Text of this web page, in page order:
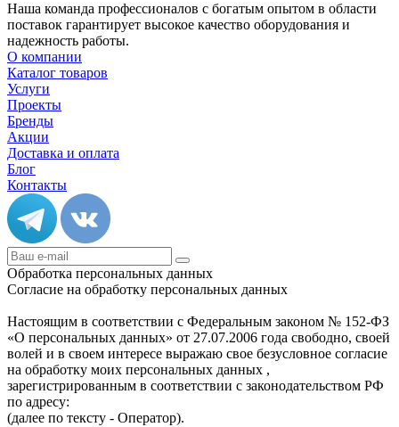
Наша команда профессионалов с богатым опытом в области
поставок гарантирует высокое качество оборудования и
надежность работы.
О компании
Каталог товаров
Услуги
Проекты
Бренды
Акции
Доставка и оплата
Блог
Контакты
Обработка персональных данных
Согласие на обработку персональных данных
Настоящим в соответствии с Федеральным законом № 152-ФЗ
«О персональных данных» от 27.07.2006 года свободно, своей
волей и в своем интересе выражаю свое безусловное согласие
на обработку моих персональных данных ,
зарегистрированным в соответствии с законодательством РФ
по адресу:
(далее по тексту - Оператор).